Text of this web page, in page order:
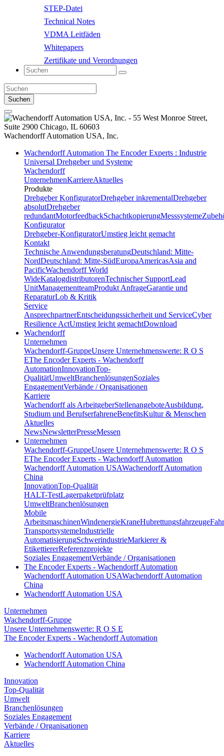
STEP-Datei
Technical Notes
VDMA Leitfäden
Whitepapers
Zertifikate und Verordnungen
Suchen
Wachendorff Automation USA, Inc.
Wachendorff Automation The Encoder Experts : Industrie
Universal Drehgeber und Systeme
Wachendorff
UnternehmenKarriereAktuelles
Produkte
Drehgeber KonfiguratorDrehgeber inkrementalDrehgeber
absolutDrehgeber
redundantMotorfeedbackSchachtkopierungMesssysteme
Konfigurator
Drehgeber-KonfiguratorUmstieg leicht gemacht
Kontakt
Technische AnwendungsberatungDeutschland: Mitte-
NordDeutschland: Mitte-SüdEuropaAmericasAsia and
PacificWachendorff World
WideKatalogdistributorenTechnischer SupportLead
UnitManagementteamProdukt AnfrageGarantie und
ReparaturLob & Kritik
Service
AnsprechpartnerEntscheidungssicherheit und ServiceCyber
Resilience ActUmstieg leicht gemachtDownload
Wachendorff
Unternehmen
Wachendorff-GruppeUnsere Unternehmenswerte: R O S
EThe Encoder Experts - Wachendorff
AutomationInnovationTop-
QualitätUmweltBranchenlösungenSoziales
EngagementVerbände / Organisationen
Karriere
Wachendorff als ArbeitgeberStellenangeboteAusbildung,
Studium und BerufserfahreneBenefitsKultur & Menschen
Aktuelles
NewsNewsletterPresseMessen
Unternehmen
Wachendorff-GruppeUnsere Unternehmenswerte: R O S
EThe Encoder Experts - Wachendorff Automation
Wachendorff Automation USAWachendorff Automation
China
InnovationTop-Qualität
HALT-TestLagerpaketprüfplatz
UmweltBranchenlösungen
Mobile
ArbeitsmaschinenWindenergieKraneHubrettungsfahrzeuge
TransportsystemeIndustrielle
AutomatisierungSchwerindustrieMarkierer &
EtikettiererReferenzprojekte
Soziales EngagementVerbände / Organisationen
The Encoder Experts - Wachendorff Automation
Wachendorff Automation USAWachendorff Automation
China
Wachendorff Automation USA
Unternehmen
Wachendorff-Gruppe
Unsere Unternehmenswerte: R O S E
The Encoder Experts - Wachendorff Automation
Wachendorff Automation USA
Wachendorff Automation China
Innovation
Top-Qualität
Umwelt
Branchenlösungen
Soziales Engagement
Verbände / Organisationen
Karriere
Aktuelles